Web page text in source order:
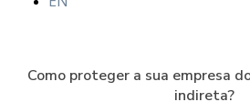
Como proteger a sua empresa
indireta?